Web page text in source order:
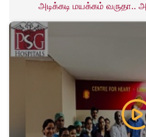
அடிக்கடி மயக்கம் வருதா..